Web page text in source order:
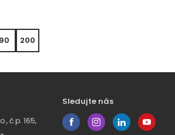
90 200
č.p. 165,
Sledujte nás